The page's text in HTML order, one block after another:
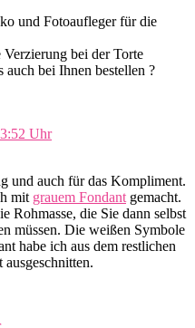
und Fotoaufleger für die
bei der Torte
bei Ihnen bestellen ?
Uhr
und auch für das Kompliment.
mit grauem Fondant gemacht.
Rohmasse, die Sie dann selbst
müssen. Die weißen Symbole
habe ich aus dem restlichen